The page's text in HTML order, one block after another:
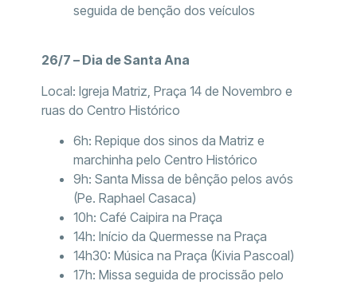
seguida de benção dos veículos
26/7 – Dia de Santa Ana
Local: Igreja Matriz, Praça 14 de Novembro e
ruas do Centro Histórico
6h: Repique dos sinos da Matriz e
marchinha pelo Centro Histórico
9h: Santa Missa de bênção pelos avós
(Pe. Raphael Casaca)
10h: Café Caipira na Praça
14h: Início da Quermesse na Praça
14h30: Música na Praça (Kivia Pascoal)
17h: Missa seguida de procissão pelo